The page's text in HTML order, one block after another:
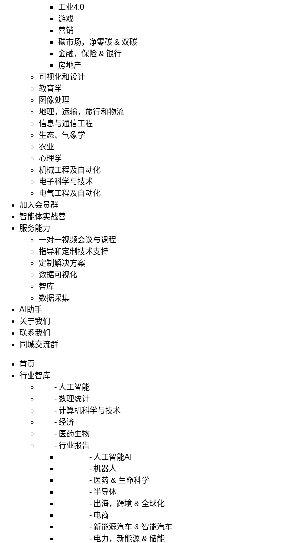
工业4.0
游戏
营销
碳市场，净零碳 & 双碳
金融，保险 & 银行
房地产
可视化和设计
教育学
图像处理
地理，运输，旅行和物流
信息与通信工程
生态、气象学
农业
心理学
机械工程及自动化
电子科学与技术
电气工程及自动化
加入会员群
智能体实战营
服务能力
一对一视频会议与课程
指导和定制技术支持
定制解决方案
数据可视化
智库
数据采集
AI助手
关于我们
联系我们
同城交流群
首页
行业智库
- 人工智能
- 数理统计
- 计算机科学与技术
- 经济
- 医药生物
- 行业报告
- 人工智能AI
- 机器人
- 医药 & 生命科学
- 半导体
- 出海，跨境 & 全球化
- 电商
- 新能源汽车 & 智能汽车
- 电力，新能源 & 储能